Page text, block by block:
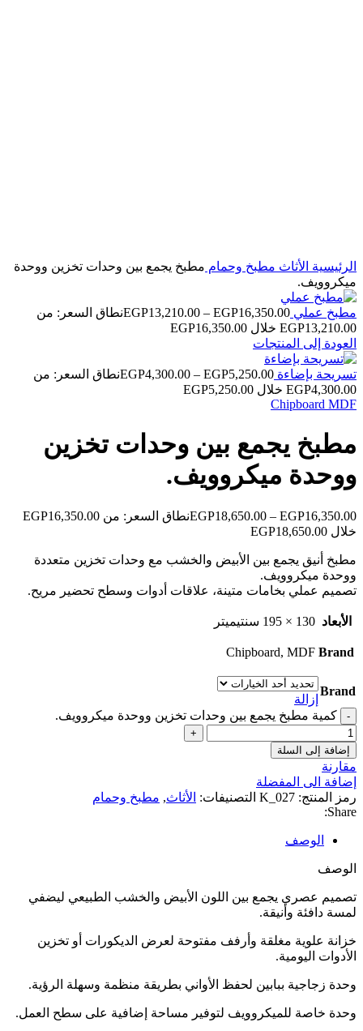
الرئيسية الأثاث مطبخ وحمام مطبخ يجمع بين وحدات تخزين ووحدة
ميكروويف.
مطبخ عملي EGP13,210.00 – EGP16,350.00
نطاق السعر: من
العودة إلى المنتجات
تسريحة بإضاءة EGP4,300.00 – EGP5,250.00
نطاق السعر: من
Chipboard MDF
مطبخ يجمع بين وحدات تخزين
ووحدة ميكروويف.
EGP16,350.00
–
EGP18,650.00
خلال ⁦EGP18,650.00⁩
مطبخ أنيق يجمع بين الأبيض والخشب مع وحدات تخزين متعددة
ووحدة ميكروويف.
تصميم عملي بخامات متينة، علاقات أدوات وسطح تحضير مريح.
الأبعاد 130 × 195 سنتيميتر
Brand
Chipboard, MDF
Brand
إزالة
كمية مطبخ يجمع بين وحدات تخزين ووحدة ميكروويف.
إضافة إلى السلة
مقارنة
إضافة الى المفضلة
رمز المنتج: K_027 التصنيفات: الأثاث, مطبخ وحمام
Share:
الوصف
الوصف
تصميم عصري يجمع بين اللون الأبيض والخشب الطبيعي ليضفي
لمسة دافئة وأنيقة.
خزانة علوية مغلقة وأرفف مفتوحة لعرض الديكورات أو تخزين
الأدوات اليومية.
وحدة زجاجية ببابين لحفظ الأواني بطريقة منظمة وسهلة الرؤية.
وحدة خاصة للميكروويف لتوفير مساحة إضافية على سطح العمل.